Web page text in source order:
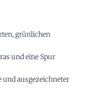
grünlichen
und eine Spur
ausgezeichneter